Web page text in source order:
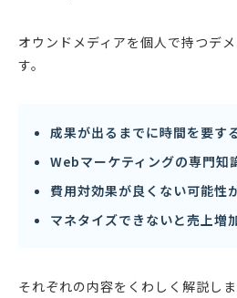
オウンドメディアを個人で持つデ
す。
成果が出るまでに時間を要す
Webマーケティングの専門知
費用対効果が良くない可能性
マネタイズできないと売上増
それぞれの内容をくわしく解説しま